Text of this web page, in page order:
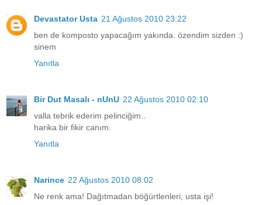
Devastator Usta 21 Ağustos 2010 23:22
ben de komposto yapacağım yakında. özendim sizden :)
sinem
Yanıtla
Bir Dut Masalı - nUnU 22 Ağustos 2010 02:10
valla tebrik ederim pelinciğim..
harika bir fikir canım.
Yanıtla
Narince 22 Ağustos 2010 08:02
Ne renk ama! Dağıtmadan böğürtlenleri, usta işi!